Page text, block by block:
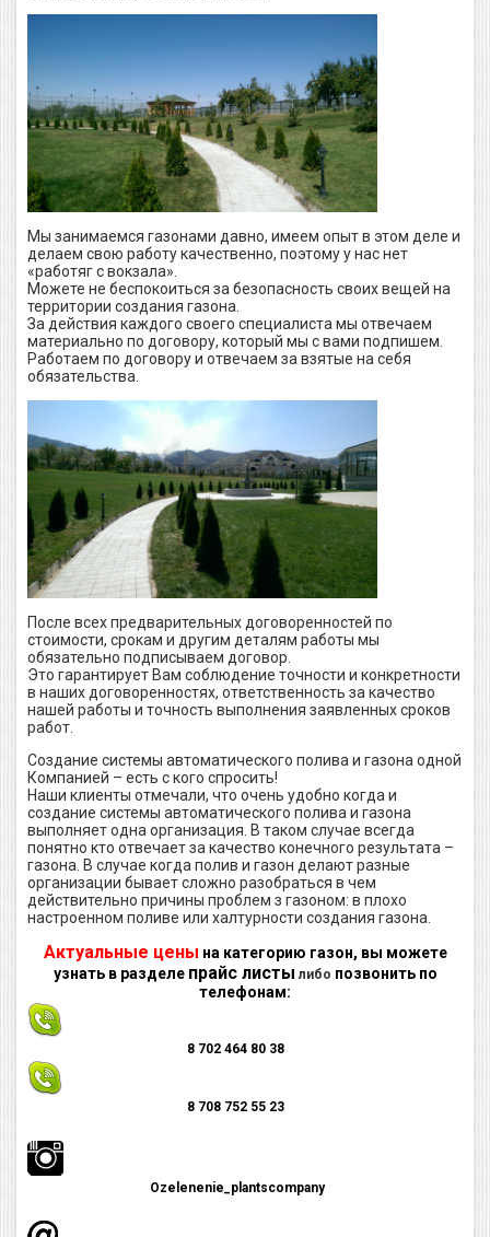
Мы занимаемся газонами давно, имеем опыт в этом деле и
делаем свою работу качественно, поэтому у нас нет
«работяг с вокзала».
Можете не беспокоиться за безопасность своих вещей на
территории создания газона.
За действия каждого своего специалиста мы отвечаем
материально по договору, который мы с вами подпишем.
Работаем по договору и отвечаем за взятые на себя
обязательства.
После всех предварительных договоренностей по
стоимости, срокам и другим деталям работы мы
обязательно подписываем договор.
Это гарантирует Вам соблюдение точности и конкретности
в наших договоренностях, ответственность за качество
нашей работы и точность выполнения заявленных сроков
работ.
Создание системы автоматического полива и газона одной
Компанией – есть с кого спросить!
Наши клиенты отмечали, что очень удобно когда и
создание системы автоматического полива и газона
выполняет одна организация. В таком случае всегда
понятно кто отвечает за качество конечного результата –
газона. В случае когда полив и газон делают разные
организации бывает сложно разобраться в чем
действительно причины проблем з газоном: в плохо
настроенном поливе или халтурности создания газона.
Актуальные цены на категорию газон, вы можете
узнать в разделе прайс листы либо позвонить по
телефонам:
8 702 464 80 38
8 708 752 55 23
Оzelenenie_plantscompany